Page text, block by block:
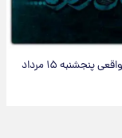
فال روزانه واقعی پنجشنبه ۱۵ مرداد